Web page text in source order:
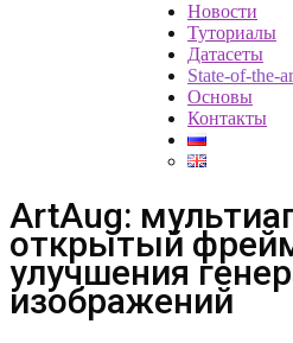
Новости
Туториалы
Датасеты
State-of-the-
Основы
Контакты
ArtAug:
открытый
улучшения
изображений